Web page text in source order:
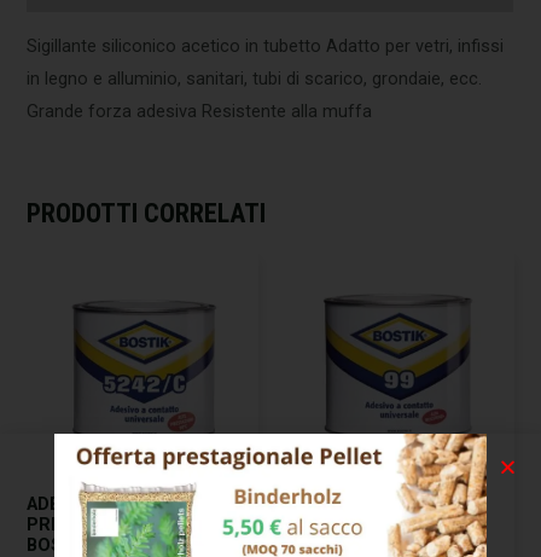
Sigillante siliconico acetico in tubetto Adatto per vetri, infissi
in legno e alluminio, sanitari, tubi di scarico, grondaie, ecc.
Grande forza adesiva Resistente alla muffa
PRODOTTI CORRELATI
ADESIVO ALTE
PRESTAZIONI 5242/C G 400
BOSTIK
ADESIVO ALTA
RESISTENZA 99 G 850
BOSTIK